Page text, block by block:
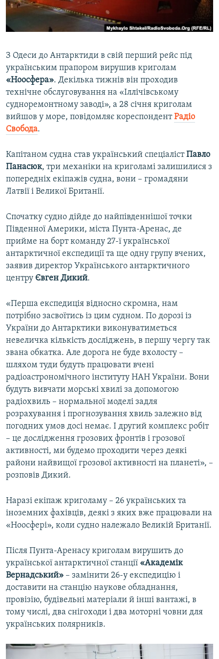
ВІДЕОУРОКИ «ELIFBE»
СВІДЧЕННЯ ОКУПАЦІЇ
Русский
Qırımtatar
ДОЛУЧАЙСЯ!
Усі сайти RFE/RL
З Одеси до Антарктиди в свій перший рейс під
українським прапором вирушив криголам
«Ноосфера». Декілька тижнів він проходив
технічне обслуговування на «Іллічівському
судноремонтному заводі», а 28 січня криголам
вийшов у море, повідомляє кореспондентРадіо
Свобода.
Капітаном судна став український спеціалістПавло
Панасюк, три механіки на криголамі залишилися з
попередніх екіпажів судна, вони – громадяни
Латвії і Великої Британії.
Спочатку судно дійде до найпівденнішої точки
Південної Америки, міста Пунта-Аренас, де
прийме на борт команду 27-ї української
антарктичної експедиції та ще одну групу вчених,
заявив директор Українського антарктичного
центру Євген Дикий.
«Перша експедиція відносно скромна, нам
потрібно засвоїтись із цим судном. По дорозі із
України до Антарктики виконуватиметься
невеличка кількість досліджень, в першу чергу так
звана обкатка. Але дорога не буде вхолосту –
шляхом туди будуть працювати вчені
радіоастрономічного інституту НАН України. Вони
будуть вивчати морські хвилі за допомогою
радіохвиль – нормальної моделі задля
розрахування і прогнозування хвиль залежно від
погодних умов досі немає. І другий комплекс робіт
– це дослідження грозових фронтів і грозової
активності, ми будемо проходити через деякі
райони найвищої грозової активності на планеті», –
розповів Дикий.
Наразі екіпаж криголаму – 26 українських та
іноземних фахівців, деякі з яких вже працювали на
«Ноосфері», коли судно належало Великій Британії.
Після Пунта-Аренасу криголам вирушить до
української антарктичної станції «Академік
Вернадський» – замінити 26-у експедицію і
доставити на станцію наукове обладнання,
провізію, будівельні матеріали й інші вантажі, в
тому числі, два снігоходи і два моторні човни для
українських полярників.